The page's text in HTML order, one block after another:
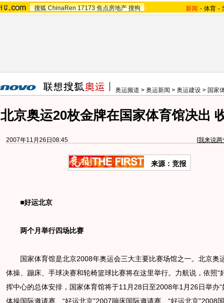
搜狐 ChinaRen 17173 焦点房地产 搜狗 新闻 - 体育 -
奥运频道 > 奥运新闻 > 奥运建设 > 国家
北京奥运20枚金牌在国家体育馆决出
2007年11月26日08:45 [我来说两
来源：竞报
■好运北京
两个月举行四场比赛
国家体育馆是北京2008年奥运会三大主要比赛场馆之一。北京奥
体操、蹦床、手球决赛和轮椅篮球比赛将在这里举行。力航说，依照“
挥中心的总体安排，国家体育馆将于11月28日至2008年1月26日举办“
体操国际邀请赛、“好运北京”2007蹦床国际邀请赛、“好运北京”2008